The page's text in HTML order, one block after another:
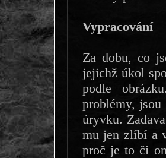
Vypracování
Za dobu, co
jejichž úkol
podle
problémy,
úryvku.
mu jen zlíbí a
proč je to či